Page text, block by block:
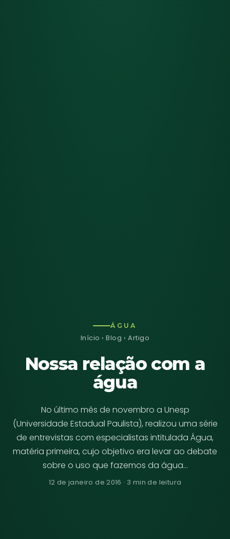
ÁGUA
Início ›Blog › Artigo
Nossa relação com a
água
No último mês de novembro a Unesp
(Universidade Estadual Paulista), realizou uma série
de entrevistas com especialistas intitulada Água,
matéria primeira, cujo objetivo era levar ao debate
sobre o uso que fazemos da água…
12 de janeiro de 2016 · 3 min de leitura